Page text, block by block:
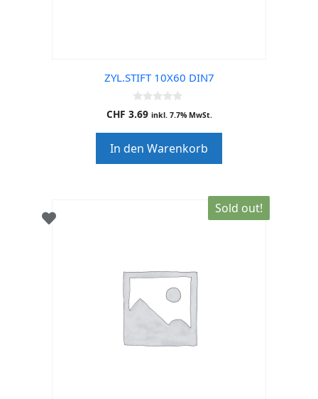
ZYL.STIFT 10X60 DIN7
0
o
o
f
5
CHF 3.69 inkl. 7.7% MwSt.
In den Warenkorb
Sold out!